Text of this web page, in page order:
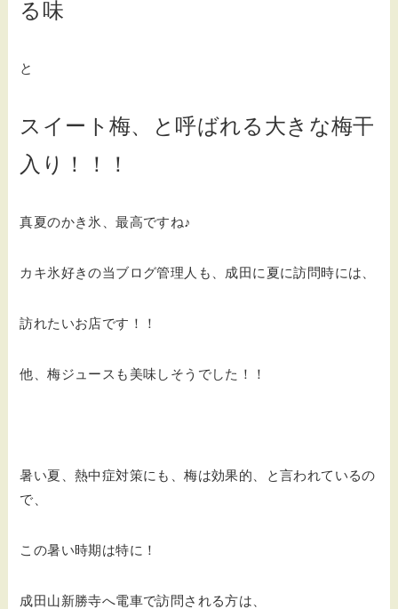
る味
と
スイート梅、と呼ばれる大きな梅干
入り！！！
真夏のかき氷、最高ですね♪
カキ氷好きの当ブログ管理人も、成田に夏に訪問時には、
訪れたいお店です！！
他、梅ジュースも美味しそうでした！！
暑い夏、熱中症対策にも、梅は効果的、と言われているの
で、
この暑い時期は特に！
成田山新勝寺へ電車で訪問される方は、